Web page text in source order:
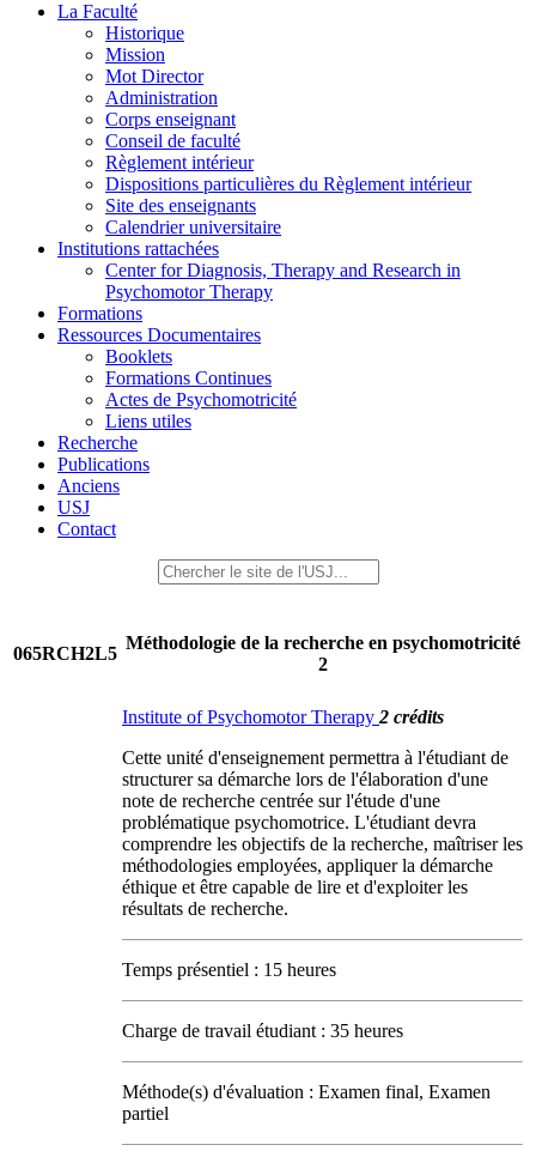
La Faculté
Historique
Mission
Mot Director
Administration
Corps enseignant
Conseil de faculté
Règlement intérieur
Dispositions particulières du Règlement intérieur
Site des enseignants
Calendrier universitaire
Institutions rattachées
Center for Diagnosis, Therapy and Research in
Psychomotor Therapy
Formations
Ressources Documentaires
Booklets
Formations Continues
Actes de Psychomotricité
Liens utiles
Recherche
Publications
Anciens
USJ
Contact
065RCH2L5
Méthodologie de la recherche en psychomotricité
2
Institute of Psychomotor Therapy 2 crédits
Cette unité d'enseignement permettra à l'étudiant de
structurer sa démarche lors de l'élaboration d'une
note de recherche centrée sur l'étude d'une
problématique psychomotrice. L'étudiant devra
comprendre les objectifs de la recherche, maîtriser les
méthodologies employées, appliquer la démarche
éthique et être capable de lire et d'exploiter les
résultats de recherche.
Temps présentiel : 15 heures
Charge de travail étudiant : 35 heures
Méthode(s) d'évaluation : Examen final, Examen
partiel